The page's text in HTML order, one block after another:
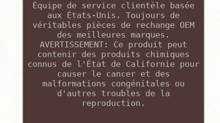
Équipe de service clientèle basée
aux États-Unis. Toujours de
véritables pièces de rechange OEM
des meilleures marques.
AVERTISSEMENT: Ce produit peut
contenir des produits chimiques
connus de l'État de Californie pour
causer le cancer et des
malformations congénitales ou
d'autres troubles de la
reproduction.